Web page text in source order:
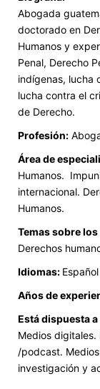
Abogada
doctorado en
Humanos y
Penal, Derecho
indígenas, lucha
lucha contra el
de Derecho.
Profesión:
Área de
Humanos.
internacional.
Humanos.
Temas sobre
Derechos
Idiomas:
Años de
Está dispuesta
Medios
/podcast.
investigación y